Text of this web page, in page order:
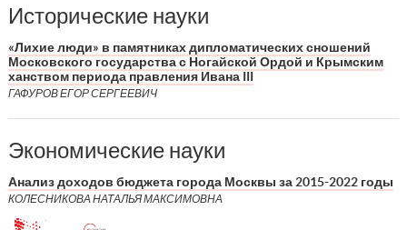
Исторические науки
«Лихие люди» в памятниках дипломатических сношений
Московского государства с Ногайской Ордой и Крымским
ханством периода правления Ивана III
ГАФУРОВ ЕГОР СЕРГЕЕВИЧ
Экономические науки
Анализ доходов бюджета города Москвы за 2015-2022 годы
КОЛЕСНИКОВА НАТАЛЬЯ МАКСИМОВНА